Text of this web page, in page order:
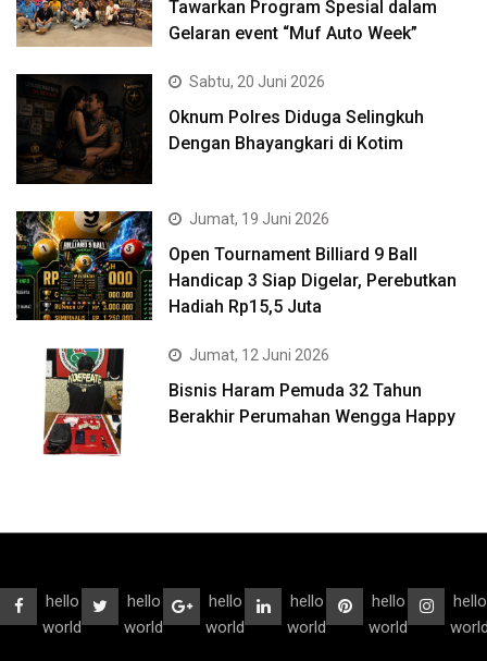
Tawarkan Program Spesial dalam
Gelaran event “Muf Auto Week”
Sabtu, 20 Juni 2026
Oknum Polres Diduga Selingkuh
Dengan Bhayangkari di Kotim
Jumat, 19 Juni 2026
Open Tournament Billiard 9 Ball
Handicap 3 Siap Digelar, Perebutkan
Hadiah Rp15,5 Juta
Jumat, 12 Juni 2026
Bisnis Haram Pemuda 32 Tahun
Berakhir Perumahan Wengga Happy
hello
world
hello
world
hello
world
hello
world
hello
world
hello